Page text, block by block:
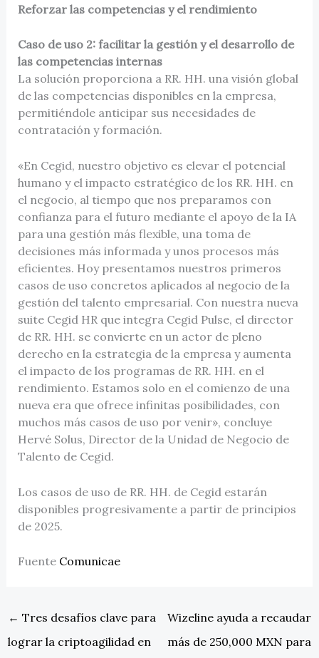
Reforzar las competencias y el rendimiento
Caso de uso 2: facilitar la gestión y el desarrollo de
las competencias internas
La solución proporciona a RR. HH. una visión global
de las competencias disponibles en la empresa,
permitiéndole anticipar sus necesidades de
contratación y formación.
«En Cegid, nuestro objetivo es elevar el potencial
humano y el impacto estratégico de los RR. HH. en
el negocio, al tiempo que nos preparamos con
confianza para el futuro mediante el apoyo de la IA
para una gestión más flexible, una toma de
decisiones más informada y unos procesos más
eficientes. Hoy presentamos nuestros primeros
casos de uso concretos aplicados al negocio de la
gestión del talento empresarial. Con nuestra nueva
suite Cegid HR que integra Cegid Pulse, el director
de RR. HH. se convierte en un actor de pleno
derecho en la estrategia de la empresa y aumenta
el impacto de los programas de RR. HH. en el
rendimiento. Estamos solo en el comienzo de una
nueva era que ofrece infinitas posibilidades, con
muchos más casos de uso por venir», concluye
Hervé Solus, Director de la Unidad de Negocio de
Talento de Cegid.
Los casos de uso de RR. HH. de Cegid estarán
disponibles progresivamente a partir de principios
de 2025.
Fuente Comunicae
← Tres desafíos clave para
lograr la criptoagilidad en
Wizeline ayuda a recaudar
más de 250,000 MXN para